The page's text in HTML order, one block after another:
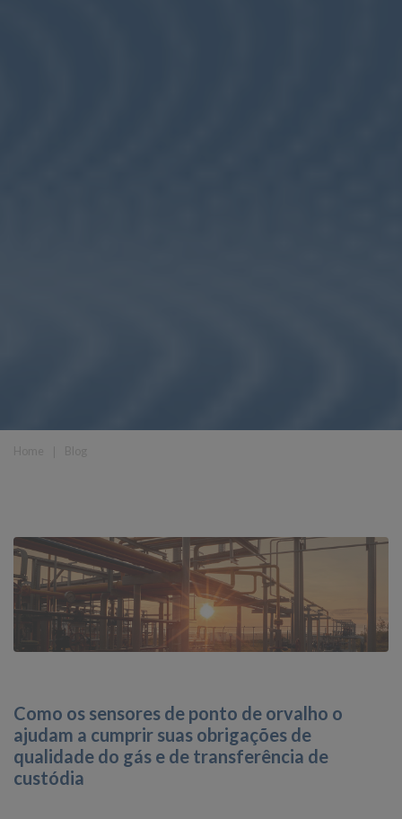
Como os sensores de ponto de orvalho o
ajudam a cumprir suas obrigações de
qualidade do gás e de transferência de
custódia